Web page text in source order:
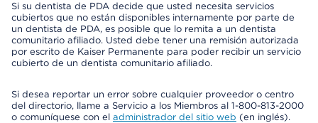
Si su dentista de PDA decide que usted necesita servicios
cubiertos que no están disponibles internamente por parte de
un dentista de PDA, es posible que lo remita a un dentista
comunitario afiliado. Usted debe tener una remisión autorizada
por escrito de Kaiser Permanente para poder recibir un servicio
cubierto de un dentista comunitario afiliado.
Si desea reportar un error sobre cualquier proveedor o centro
del directorio, llame a Servicio a los Miembros al 1-800-813-2000
o comuníquese con el administrador del sitio web (en inglés).